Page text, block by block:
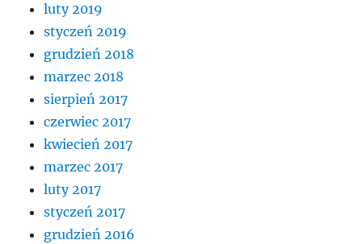
luty 2019
styczeń 2019
grudzień 2018
marzec 2018
sierpień 2017
czerwiec 2017
kwiecień 2017
marzec 2017
luty 2017
styczeń 2017
grudzień 2016